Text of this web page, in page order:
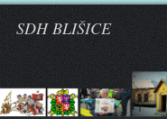
SDH BLIŠICE